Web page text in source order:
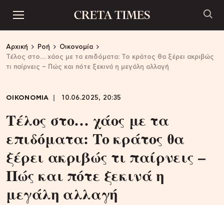
Αρχική Ροή
Οικονομία
Τέλος στο… χάος με τα επιδόματα: Το κράτος θα ξέρει ακριβώς
τι παίρνεις – Πώς και πότε ξεκινά η μεγάλη αλλαγή
ΟΙΚΟΝΟΜΙΑ 10.06.2025, 20:35
Τέλος στο… χάος με τα
επιδόματα: Το κράτος θα
ξέρει ακριβώς τι παίρνεις –
Πώς και πότε ξεκινά η
μεγάλη αλλαγή